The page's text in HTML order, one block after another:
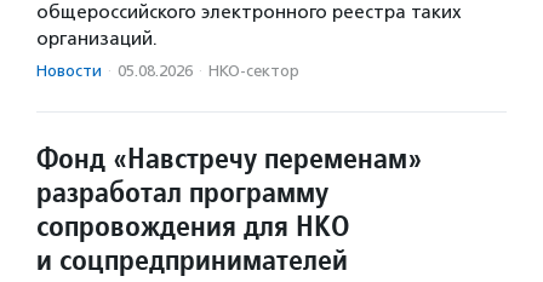
общероссийского электронного реестра таких
организаций.
Новости · 05.08.2026 · НКО-сектор
Фонд «Навстречу переменам»
разработал программу
сопровождения для НКО
и соцпредпринимателей